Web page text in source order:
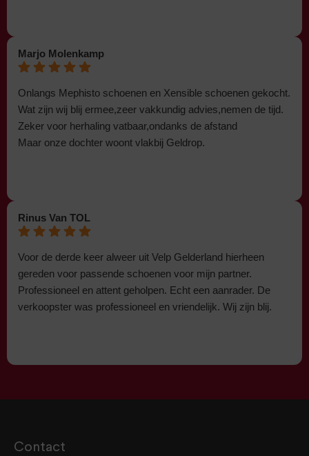
Marjo Molenkamp
Onlangs Mephisto schoenen en Xensible schoenen gekocht.
Wat zijn wij blij ermee,zeer vakkundig advies,nemen de tijd.
Zeker voor herhaling vatbaar,ondanks de afstand
Maar onze dochter woont vlakbij Geldrop.
Rinus Van TOL
Voor de derde keer alweer uit Velp Gelderland hierheen
gereden voor passende schoenen voor mijn partner.
Professioneel en attent geholpen. Echt een aanrader. De
verkoopster was professioneel en vriendelijk. Wij zijn blij.
Contact